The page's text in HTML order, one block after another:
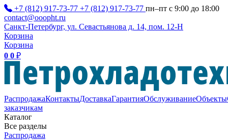
+7 (812) 917-73-77 +7 (812) 917-73-77 пн–пт с 9:00 до 18:00
contact@ooopht.ru
Санкт-Петербург, ул. Севастьянова д. 14, пом. 12-Н
Корзина
Корзина
0 0 ₽
РаспродажаКонтактыДоставкаГарантияОбслуживаниеОбъекты
заказчикам
Каталог
Все разделы
Распродажа